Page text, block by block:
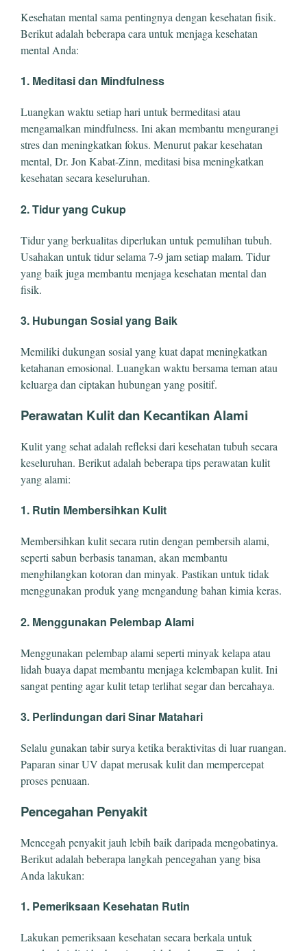
Kesehatan mental sama pentingnya dengan kesehatan fisik.
Berikut adalah beberapa cara untuk menjaga kesehatan
mental Anda:
1. Meditasi dan Mindfulness
Luangkan waktu setiap hari untuk bermeditasi atau
mengamalkan mindfulness. Ini akan membantu mengurangi
stres dan meningkatkan fokus. Menurut pakar kesehatan
mental, Dr. Jon Kabat-Zinn, meditasi bisa meningkatkan
kesehatan secara keseluruhan.
2. Tidur yang Cukup
Tidur yang berkualitas diperlukan untuk pemulihan tubuh.
Usahakan untuk tidur selama 7-9 jam setiap malam. Tidur
yang baik juga membantu menjaga kesehatan mental dan
fisik.
3. Hubungan Sosial yang Baik
Memiliki dukungan sosial yang kuat dapat meningkatkan
ketahanan emosional. Luangkan waktu bersama teman atau
keluarga dan ciptakan hubungan yang positif.
Perawatan Kulit dan Kecantikan Alami
Kulit yang sehat adalah refleksi dari kesehatan tubuh secara
keseluruhan. Berikut adalah beberapa tips perawatan kulit
yang alami:
1. Rutin Membersihkan Kulit
Membersihkan kulit secara rutin dengan pembersih alami,
seperti sabun berbasis tanaman, akan membantu
menghilangkan kotoran dan minyak. Pastikan untuk tidak
menggunakan produk yang mengandung bahan kimia keras.
2. Menggunakan Pelembap Alami
Menggunakan pelembap alami seperti minyak kelapa atau
lidah buaya dapat membantu menjaga kelembapan kulit. Ini
sangat penting agar kulit tetap terlihat segar dan bercahaya.
3. Perlindungan dari Sinar Matahari
Selalu gunakan tabir surya ketika beraktivitas di luar ruangan.
Paparan sinar UV dapat merusak kulit dan mempercepat
proses penuaan.
Pencegahan Penyakit
Mencegah penyakit jauh lebih baik daripada mengobatinya.
Berikut adalah beberapa langkah pencegahan yang bisa
Anda lakukan:
1. Pemeriksaan Kesehatan Rutin
Lakukan pemeriksaan kesehatan secara berkala untuk